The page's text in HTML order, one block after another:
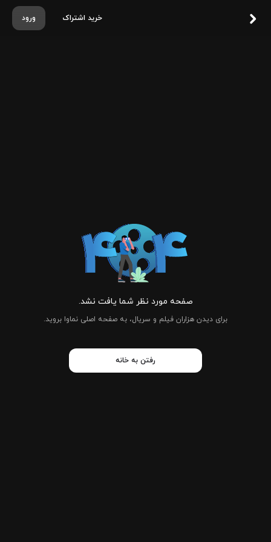
ورود خرید اشتراک
صفحه مورد نظر شما یافت نشد.
برای دیدن هزاران فیلم و سریال، به صفحه اصلی نماوا بروید.
رفتن به خانه